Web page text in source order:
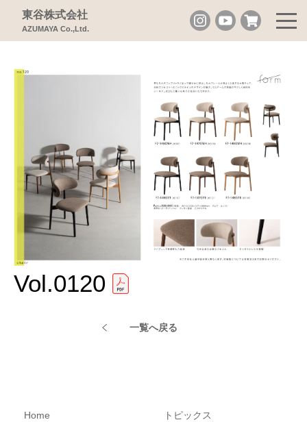
東谷株式会社
AZUMAYA Co.,Ltd.
Vol.0120
一覧へ戻る
Home トピックス